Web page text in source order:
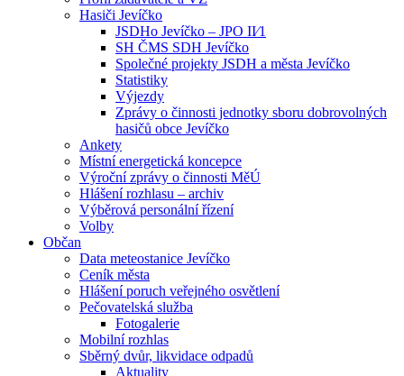
Hasiči Jevíčko
JSDHo Jevíčko – JPO II⁄1
SH ČMS SDH Jevíčko
Společné projekty JSDH a města Jevíčko
Statistiky
Výjezdy
Zprávy o činnosti jednotky sboru dobrovolných
hasičů obce Jevíčko
Ankety
Místní energetická koncepce
Výroční zprávy o činnosti MěÚ
Hlášení rozhlasu – archiv
Výběrová personální řízení
Volby
Občan
Data meteostanice Jevíčko
Ceník města
Hlášení poruch veřejného osvětlení
Pečovatelská služba
Fotogalerie
Mobilní rozhlas
Sběrný dvůr, likvidace odpadů
Aktuality